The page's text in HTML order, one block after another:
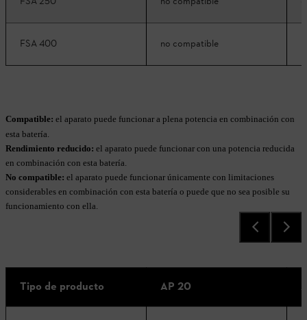
FSA 400 no compatible
Compatible: el aparato puede funcionar a plena potencia en combinación con
esta batería.
Rendimiento reducido: el aparato puede funcionar con una potencia reducida
en combinación con esta batería.
No compatible: el aparato puede funcionar únicamente con limitaciones
considerables en combinación con esta batería o puede que no sea posible su
funcionamiento con ella.
Tipo de producto AP 20